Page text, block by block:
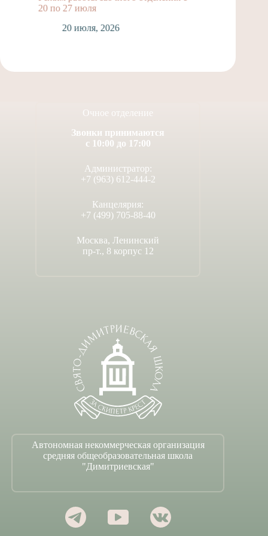
Очное отделение
Звонки принимаются
с 10:00 до 17:00
Администратор:
+7 (963) 612-444-2
Канцелярия:
+7 (499) 705-88-40
Москва, Ленинский
пр-т., 8 корпус 12
Автономная некоммерческая организация
средняя общеобразовательная школа
"Димитриевская"